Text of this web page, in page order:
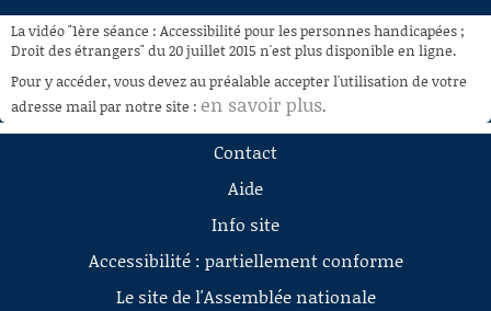
À LA DEMANDE
RECHERCHE
AIDE À LA DÉCOUPE
La vidéo "1ère séance : Accessibilité pour les personnes handicapées ;
Droit des étrangers" du 20 juillet 2015 n'est plus disponible en ligne.
Pour y accéder, vous devez au préalable accepter l'utilisation de votre
adresse mail par notre site : en savoir plus.
Contact
Aide
Info site
Accessibilité : partiellement conforme
Le site de l'Assemblée nationale